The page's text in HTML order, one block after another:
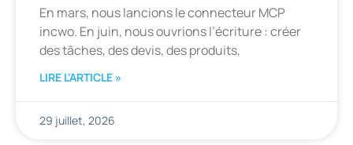
En mars, nous lancions le connecteur MCP
incwo. En juin, nous ouvrions l’écriture : créer
des tâches, des devis, des produits,
LIRE L'ARTICLE »
29 juillet, 2026